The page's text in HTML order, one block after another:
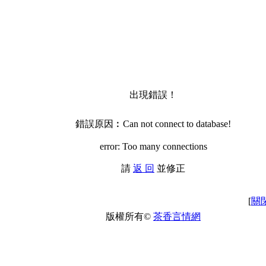
出現錯誤！
錯誤原因︰Can not connect to database!
error: Too many connections
請 返 回 並修正
[關
版權所有© 茶香言情網